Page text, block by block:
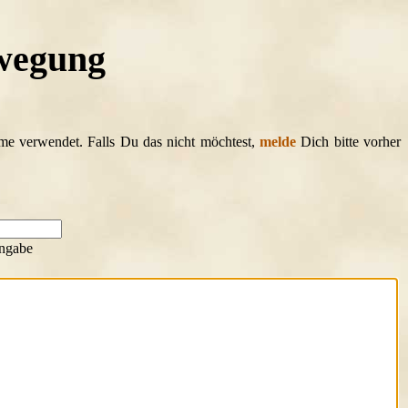
verwendet. Falls Du das nicht möchtest,melde Dich bitte vorher